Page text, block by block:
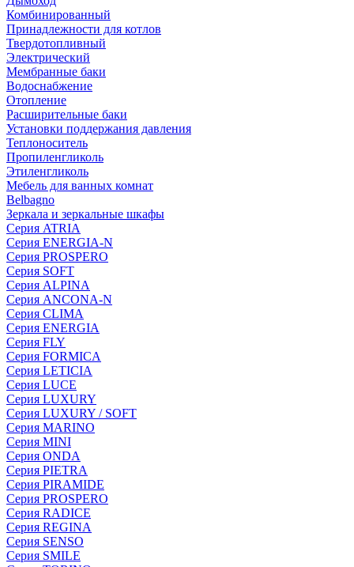
Комбинированный
Принадлежности для котлов
Твердотопливный
Электрический
Мембранные баки
Водоснабжение
Отопление
Расширительные баки
Установки поддержания давления
Теплоноситель
Пропиленгликоль
Этиленгликоль
Мебель для ванных комнат
Belbagno
Зеркала и зеркальные шкафы
Серия ATRIA
Серия ENERGIA-N
Серия PROSPERO
Серия SOFT
Серия ALPINA
Серия ANCONA-N
Серия CLIMA
Серия ENERGIA
Серия FLY
Серия FORMICA
Серия LETICIA
Серия LUCE
Серия LUXURY
Серия LUXURY / SOFT
Серия MARINO
Серия MINI
Серия ONDA
Серия PIETRA
Серия PIRAMIDE
Серия PROSPERO
Серия RADICE
Серия REGINA
Серия SENSO
Серия SMILE